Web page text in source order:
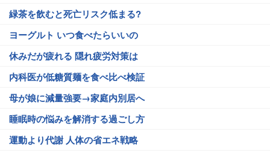
緑茶を飲むと死亡リスク低まる?
ヨーグルト いつ食べたらいいの
休みだが疲れる 隠れ疲労対策は
内科医が低糖質麺を食べ比べ検証
母が娘に減量強要→家庭内別居へ
睡眠時の悩みを解消する過ごし方
運動より代謝 人体の省エネ戦略